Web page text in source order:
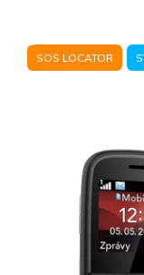
SOS LOCATOR